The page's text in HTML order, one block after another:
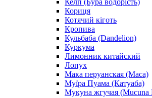
Кориця
Котячий кіготь
Кропива
Кульбаба (Dandelion)
Куркума
Лимонник китайский
Лопух
Мака перуанская (Maca)
Муїра Пуама (Катуаба)
Мукуна жгучая (Mucuna